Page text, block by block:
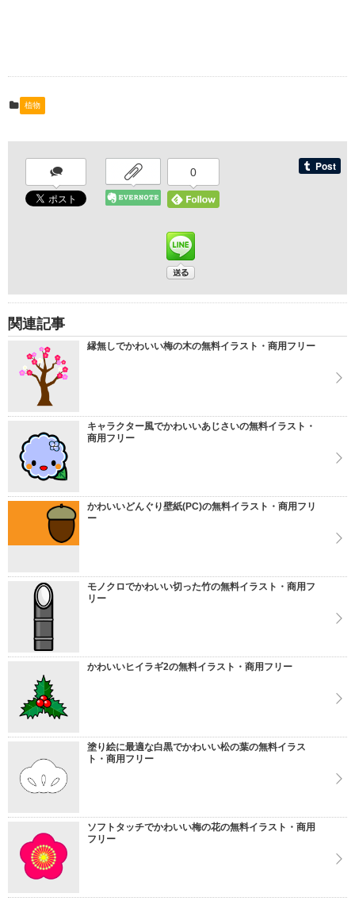
植物
0
関連記事
縁無しでかわいい梅の木の無料イラスト・商用フリー
キャラクター風でかわいいあじさいの無料イラスト・
商用フリー
かわいいどんぐり壁紙(PC)の無料イラスト・商用フリ
ー
モノクロでかわいい切った竹の無料イラスト・商用フ
リー
かわいいヒイラギ2の無料イラスト・商用フリー
塗り絵に最適な白黒でかわいい松の葉の無料イラス
ト・商用フリー
ソフトタッチでかわいい梅の花の無料イラスト・商用
フリー